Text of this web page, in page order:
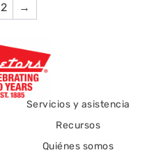
2 →
Servicios y asistencia
Recursos
Quiénes somos